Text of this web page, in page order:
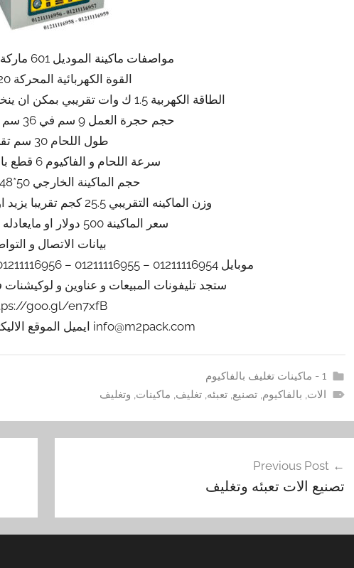
مواصفات ماكينة الموديل 601 ماركة المهندس منسى
القوة الكهربائية المحركة 220 فولت
الطاقة الكهربية 1.5 ك وات تقريبي بمكن ان ينخفض او يعلو طبقا للتحديثات
حجم حجرة العمل 9 سم في 36 سم في 32 سم تقريبا
طول اللحام 30 سم تقريبا
سرعة اللحام و الفاكيوم 6 قطع بالدقيقة تقريبي
حجم الماكينة الخارجي 50*48*40 تقريبا
وزن الماكينه التقريبي 25.5 كجم تقريبا يزيد او ينقص حسب التحديثات
سعر الماكينة 500 دولار او مايعادله بالجنيه المصري
بيانات الاتصال و
موبايل 01211116954 – 01211116955 – 01211116956 – 01211116957 – 01211116958
ستجد تليفونات المبيعات و عناوين و
goo.gl/en7xfB
info@m2pack.com ايميل الموقع الاليكتروني m2pack.com
1 - ماكينات تغليف بالفاكيوم
الات, بالفاكيوم,تصنيع,تعبئه,تغليف, ماكينات, وتغليف
المقالات
Previous Post
تصنيع الات تعبئه وتغليف